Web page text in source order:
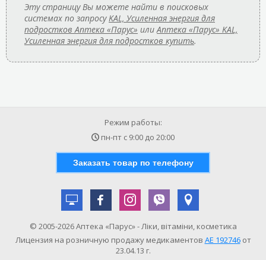
Эту страницу Вы можете найти в поисковых
системах по запросуKAL, Усиленная энергия для
подростков Аптека «Парус» илиАптека «Парус» KAL,
Усиленная энергия для подростков купить.
Режим работы:
пн-пт с 9:00 до 20:00
Заказать товар по телефону
© 2005-2026 Аптека «Парус» - Ліки, вітаміни, косметика
Лицензия на розничную продажу медикаментов АE 192746от
23.04.13 г.